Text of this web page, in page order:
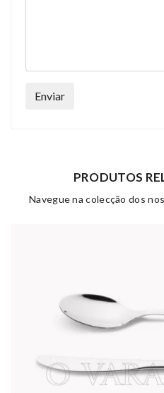
Enviar
PRODUTOS
Navegue na colecção dos